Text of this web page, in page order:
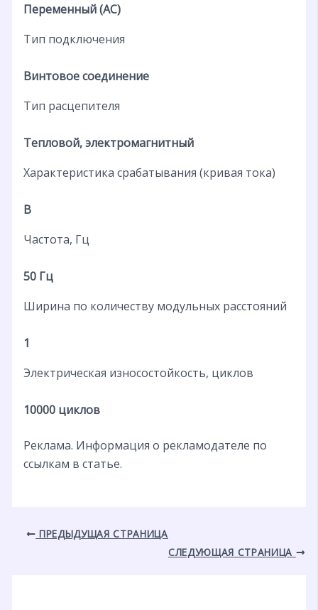
Переменный (AC)
Тип подключения
Винтовое соединение
Тип расцепителя
Тепловой, электромагнитный
Характеристика срабатывания (кривая тока)
B
Частота, Гц
50 Гц
Ширина по количеству модульных расстояний
1
Электрическая износостойкость, циклов
10000 циклов
Реклама. Информация о рекламодателе по
ссылкам в статье.
ПРЕДЫДУЩАЯ СТРАНИЦА
СЛЕДУЮЩАЯ СТРАНИЦА